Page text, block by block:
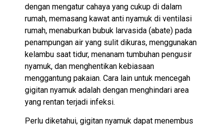
dengan mengatur cahaya yang cukup di dalam
rumah, memasang kawat anti nyamuk di ventilasi
rumah, menaburkan bubuk larvasida (abate) pada
penampungan air yang sulit dikuras, menggunakan
kelambu saat tidur, menanam tumbuhan pengusir
nyamuk, dan menghentikan kebiasaan
menggantung pakaian. Cara lain untuk mencegah
gigitan nyamuk adalah dengan menghindari area
yang rentan terjadi infeksi.
Perlu diketahui, gigitan nyamuk dapat menembus